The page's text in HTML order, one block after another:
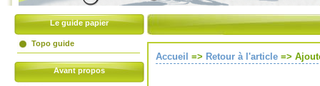
Le guide papier
Topo guide
Avant propos
Accueil => Retour à l'article =>